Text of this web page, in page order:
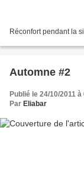
Réconfort pendant la
Automne #2
Publié le 24/10/2011 à
Par Eliabar